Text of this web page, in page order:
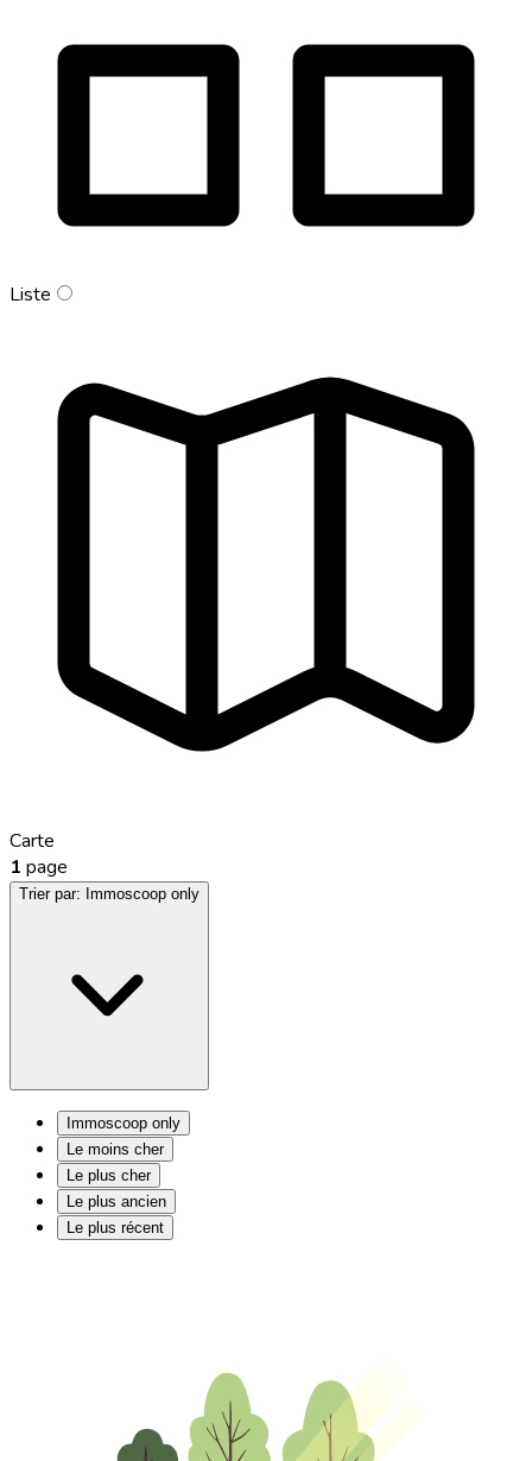
Liste
Carte
1 page
Trier par: Immoscoop only
Immoscoop only
Le moins cher
Le plus cher
Le plus ancien
Le plus récent